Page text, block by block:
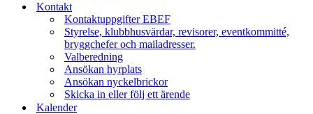
Kontakt
Kontaktuppgifter EBEF
Styrelse, klubbhusvärdar, revisorer, eventkommitté,
bryggchefer och mailadresser.
Valberedning
Ansökan hyrplats
Ansökan nyckelbrickor
Skicka in eller följ ett ärende
Kalender